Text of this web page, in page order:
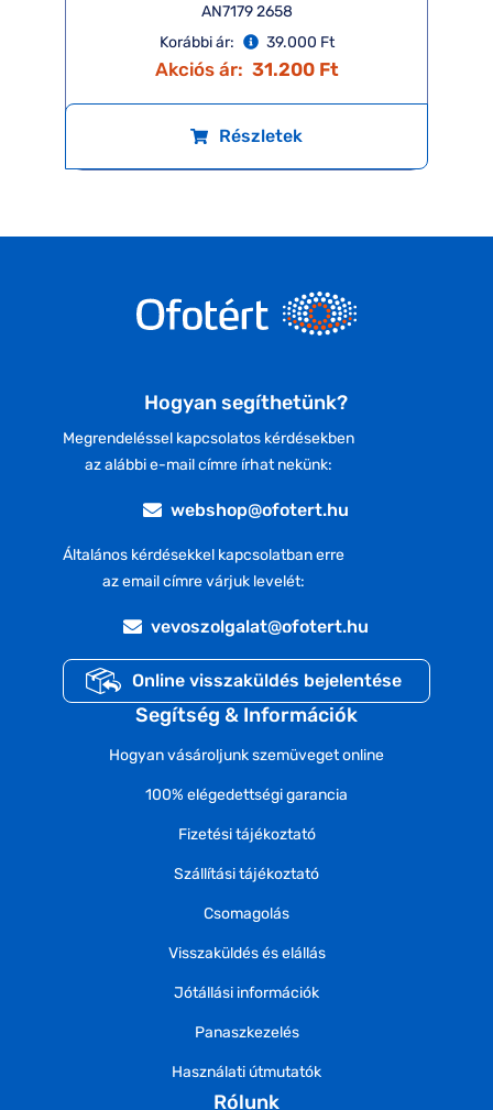
AN7179 2658
Korábbi ár:
39.000 Ft
Akciós ár: 31.200 Ft
Részletek
Hogyan segíthetünk?
Megrendeléssel kapcsolatos kérdésekben
az alábbi e-mail címre írhat nekünk:
webshop@ofotert.hu
Általános kérdésekkel kapcsolatban erre
az email címre várjuk levelét:
vevoszolgalat@ofotert.hu
Online visszaküldés bejelentése
Segítség & Információk
Hogyan vásároljunk szemüveget online
100% elégedettségi garancia
Fizetési tájékoztató
Szállítási tájékoztató
Csomagolás
Visszaküldés és elállás
Jótállási információk
Panaszkezelés
Használati útmutatók
Rólunk